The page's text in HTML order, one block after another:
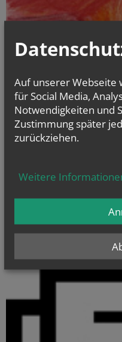
Auf unserer Webseite
für Social Media,
Notwendigkeiten und
Zustimmung später
zurückziehen.
Weitere